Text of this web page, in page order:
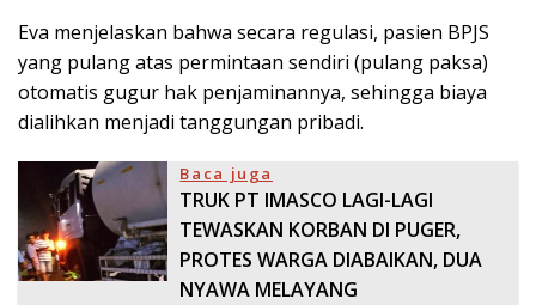
Eva menjelaskan bahwa secara regulasi, pasien BPJS
yang pulang atas permintaan sendiri (pulang paksa)
otomatis gugur hak penjaminannya, sehingga biaya
dialihkan menjadi tanggungan pribadi.
Baca juga
TRUK PT IMASCO LAGI-LAGI
TEWASKAN KORBAN DI PUGER,
PROTES WARGA DIABAIKAN, DUA
NYAWA MELAYANG